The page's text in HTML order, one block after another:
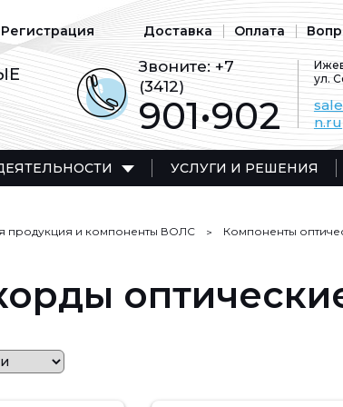
Регистрация Доставка Оплата
Звоните:+7
(3412)
901•902
ул.
n.ru
УСЛУГИ И РЕШЕНИЯ
продукция и компоненты ВОЛС Компоненты